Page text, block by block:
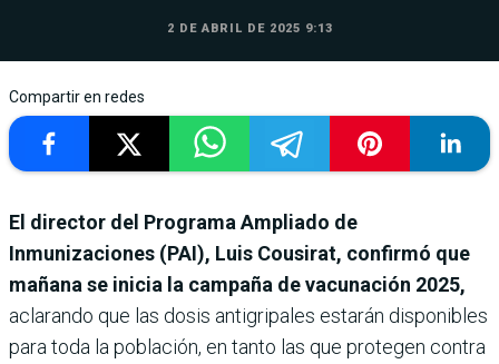
2 DE ABRIL DE 2025 9:13
Compartir en redes
El director del Programa Ampliado de
Inmunizaciones (PAI), Luis Cousirat, confirmó que
mañana se inicia la campaña de vacunación 2025,
aclarando que las dosis antigripales estarán disponibles
para toda la población, en tanto las que protegen contra